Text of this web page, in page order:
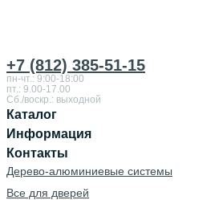
+7 (812) 385-51-15
пн-чт.: 9:00-18:00
пт.: 9.00-17.00
Сб./воскр.: выходной
Каталог
Информация
Контакты
Дерево-алюминиевые системы
Все для дверей